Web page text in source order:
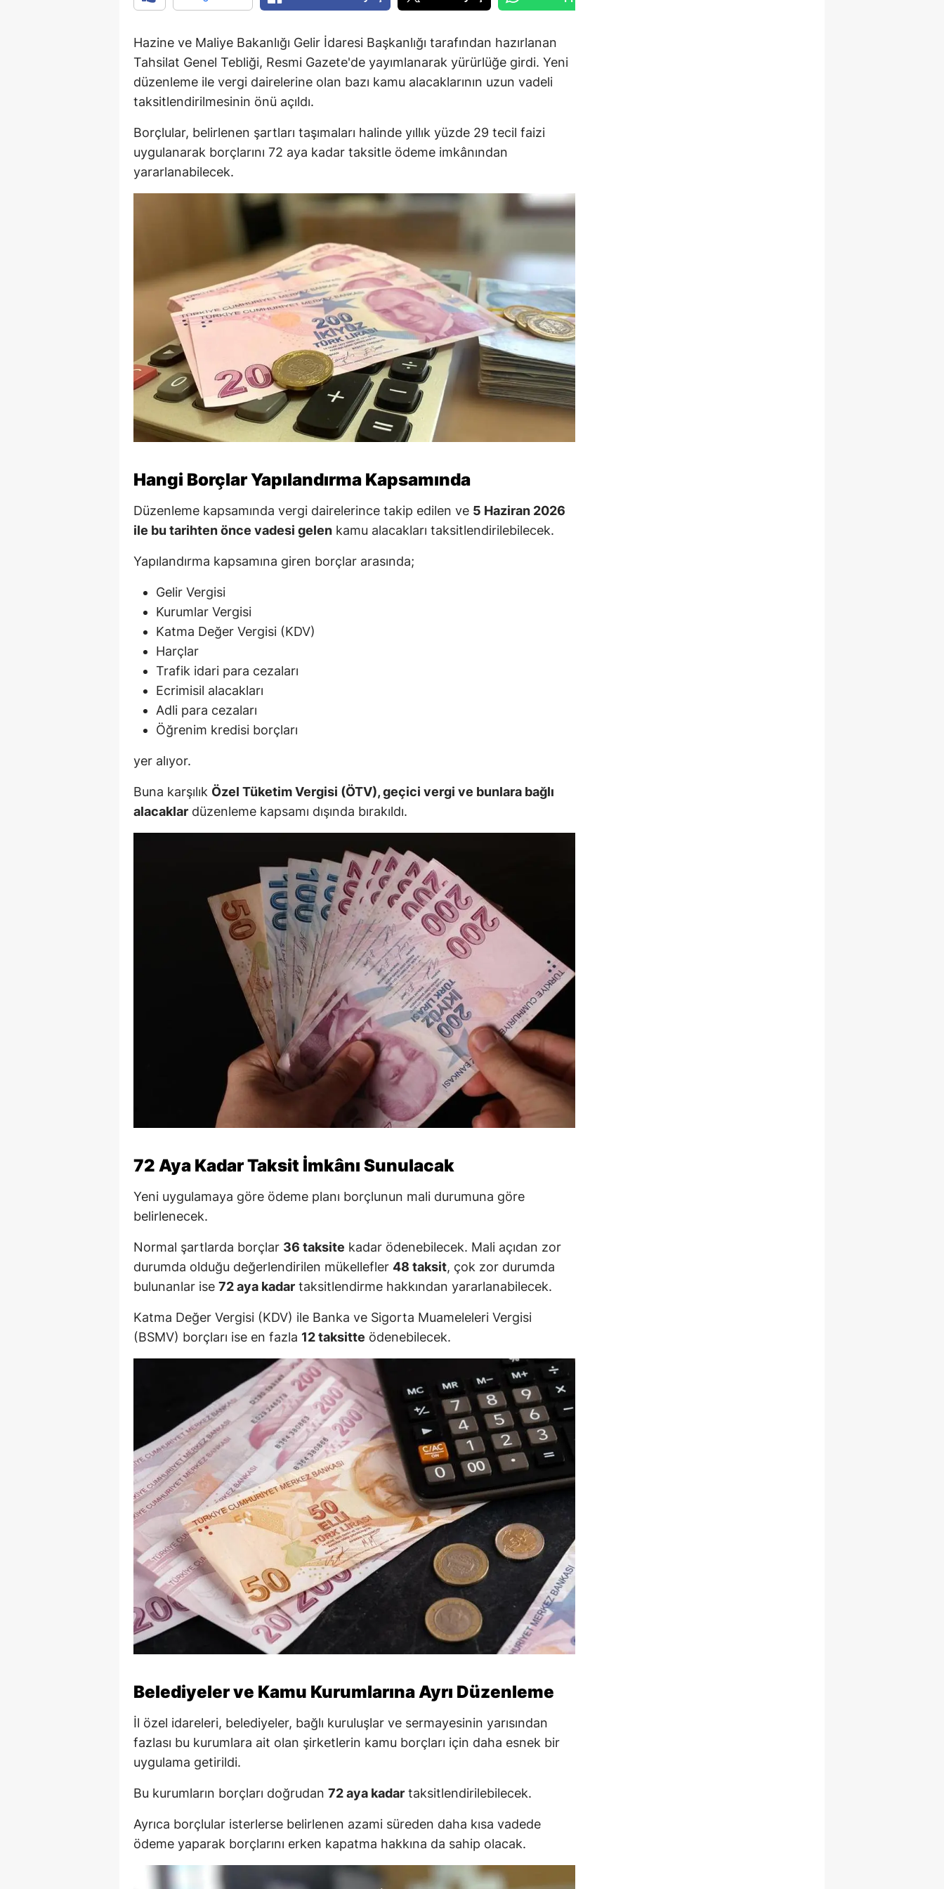
Hazine ve Maliye Bakanlığı Gelir İdaresi Başkanlığı tarafından hazırlanan
Tahsilat Genel Tebliği, Resmi Gazete'de yayımlanarak yürürlüğe girdi. Yeni
düzenleme ile vergi dairelerine olan bazı kamu alacaklarının uzun vadeli
taksitlendirilmesinin önü açıldı.
Borçlular, belirlenen şartları taşımaları halinde yıllık yüzde 29 tecil faizi
uygulanarak borçlarını 72 aya kadar taksitle ödeme imkânından
yararlanabilecek.
Hangi Borçlar Yapılandırma Kapsamında
Düzenleme kapsamında vergi dairelerince takip edilen ve 5 Haziran 2026
ile bu tarihten önce vadesi gelen kamu alacakları taksitlendirilebilecek.
Yapılandırma kapsamına giren borçlar arasında;
Gelir Vergisi
Kurumlar Vergisi
Katma Değer Vergisi (KDV)
Harçlar
Trafik idari para cezaları
Ecrimisil alacakları
Adli para cezaları
Öğrenim kredisi borçları
yer alıyor.
Buna karşılık Özel Tüketim Vergisi (ÖTV), geçici vergi ve bunlara bağlı
alacaklar düzenleme kapsamı dışında bırakıldı.
72 Aya Kadar Taksit İmkânı Sunulacak
Yeni uygulamaya göre ödeme planı borçlunun mali durumuna göre
belirlenecek.
Normal şartlarda borçlar 36 taksite kadar ödenebilecek. Mali açıdan zor
durumda olduğu değerlendirilen mükellefler 48 taksit, çok zor durumda
bulunanlar ise 72 aya kadar taksitlendirme hakkından yararlanabilecek.
Katma Değer Vergisi (KDV) ile Banka ve Sigorta Muameleleri Vergisi
(BSMV) borçları ise en fazla 12 taksitte ödenebilecek.
Belediyeler ve Kamu Kurumlarına Ayrı Düzenleme
İl özel idareleri, belediyeler, bağlı kuruluşlar ve sermayesinin yarısından
fazlası bu kurumlara ait olan şirketlerin kamu borçları için daha esnek bir
uygulama getirildi.
Bu kurumların borçları doğrudan 72 aya kadar taksitlendirilebilecek.
Ayrıca borçlular isterlerse belirlenen azami süreden daha kısa vadede
ödeme yaparak borçlarını erken kapatma hakkına da sahip olacak.